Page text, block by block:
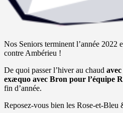
Nos Seniors terminent l’année 2022
contre Ambérieu !
De quoi passer l’hiver au chaud
exæquo avec Bron pour l’équipe
fin d’année.
Reposez-vous bien les Rose-et-Bleu